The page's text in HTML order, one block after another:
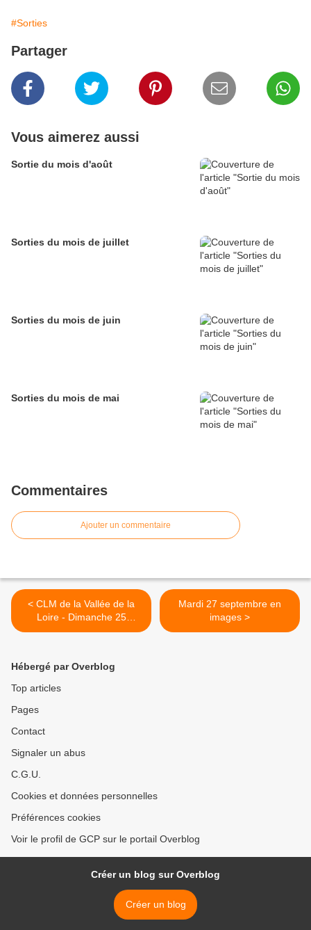
#Sorties
Partager
Vous aimerez aussi
Sortie du mois d'août
Sorties du mois de juillet
Sorties du mois de juin
Sorties du mois de mai
Commentaires
Ajouter un commentaire
< CLM de la Vallée de la
Loire - Dimanche 25
septembre
Mardi 27 septembre en
images >
Hébergé par Overblog
Top articles
Pages
Contact
Signaler un abus
C.G.U.
Cookies et données personnelles
Préférences cookies
Voir le profil de GCP sur le portail Overblog
Créer un blog sur Overblog
Créer un blog